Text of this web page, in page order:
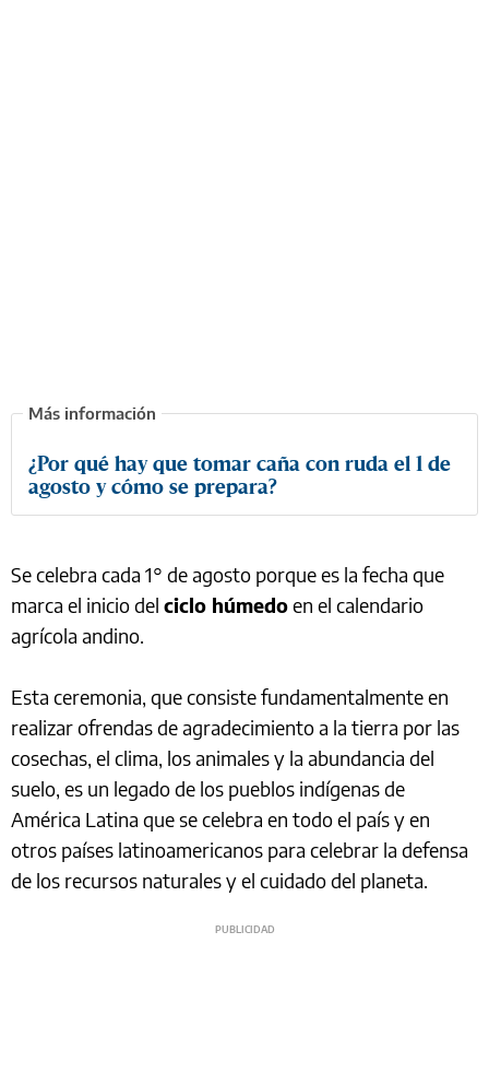
¿Por qué hay que tomar caña con ruda el 1 de
agosto y cómo se prepara?
Se celebra cada 1° de agosto porque es la fecha que
marca el inicio del ciclo húmedoen el calendario
agrícola andino.
Esta ceremonia, que consiste fundamentalmente en
realizar ofrendas de agradecimiento a la tierra por las
cosechas, el clima, los animales y la abundancia del
suelo, es un legado de los pueblos indígenas de
América Latina que se celebra en todo el país y en
otros países latinoamericanos para celebrar la defensa
de los recursos naturales y el cuidado del planeta.